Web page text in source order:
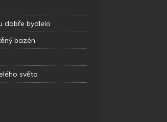
dobře bydlelo
bazén
světa